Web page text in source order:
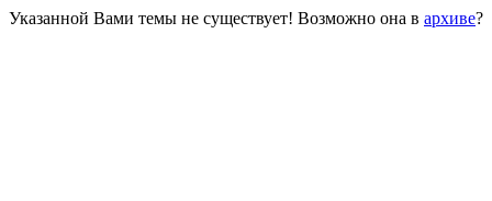
Указанной Вами темы не существует! Возможно она в архиве?